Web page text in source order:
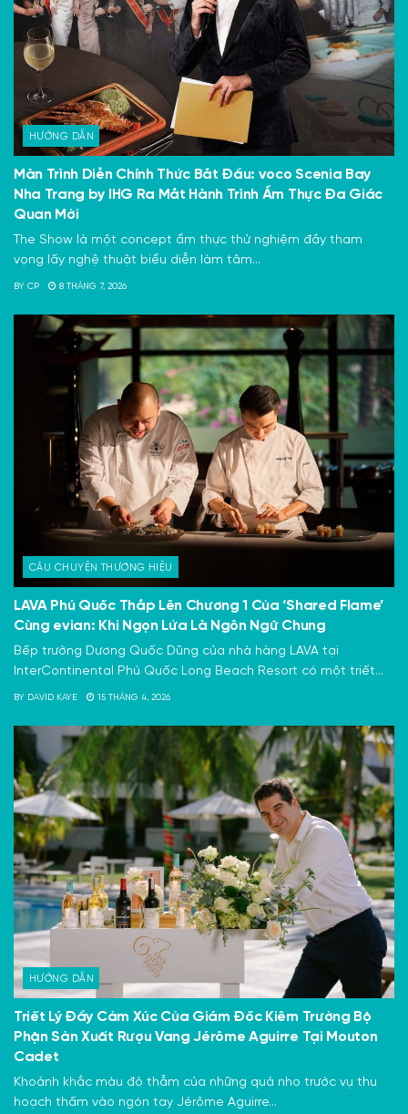
HƯỚNG DẪN
Màn Trình Diễn Chính Thức Bắt Đầu: voco Scenia Bay
Nha Trang by IHG Ra Mắt Hành Trình Ẩm Thực Đa Giác
Quan Mới
The Show là một concept ẩm thực thử nghiệm đầy tham
vọng lấy nghệ thuật biểu diễn làm tâm...
BY CP 8 THÁNG 7, 2026
CÂU CHUYỆN THƯƠNG HIỆU
LAVA Phú Quốc Thắp Lên Chương 1 Của ‘Shared Flame’
Cùng evian: Khi Ngọn Lửa Là Ngôn Ngữ Chung
Bếp trưởng Dương Quốc Dũng của nhà hàng LAVA tại
InterContinental Phú Quốc Long Beach Resort có một triết...
BY DAVID KAYE 15 THÁNG 4, 2026
HƯỚNG DẪN
Triết Lý Đầy Cảm Xúc Của Giám Đốc Kiêm Trưởng Bộ
Phận Sản Xuất Rượu Vang Jérôme Aguirre Tại Mouton
Cadet
Khoảnh khắc màu đỏ thẫm của những quả nho trước vụ thu
hoạch thấm vào ngón tay Jérôme Aguirre...